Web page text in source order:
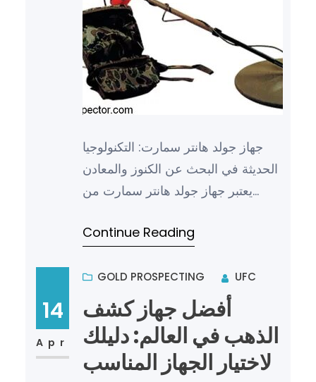
جهاز جولد هانتر سمارت: التكنولوجيا
الحديثة في البحث عن الكنوز والمعادن
يعتبر جهاز جولد هانتر سمارت من
التي تستخدم في الب…Continue Reading
14
Apr
GOLD PROSPECTING UFC
أفضل جهاز كشف
الذهب في العالم: دليلك
لاختيار الجهاز المناسب